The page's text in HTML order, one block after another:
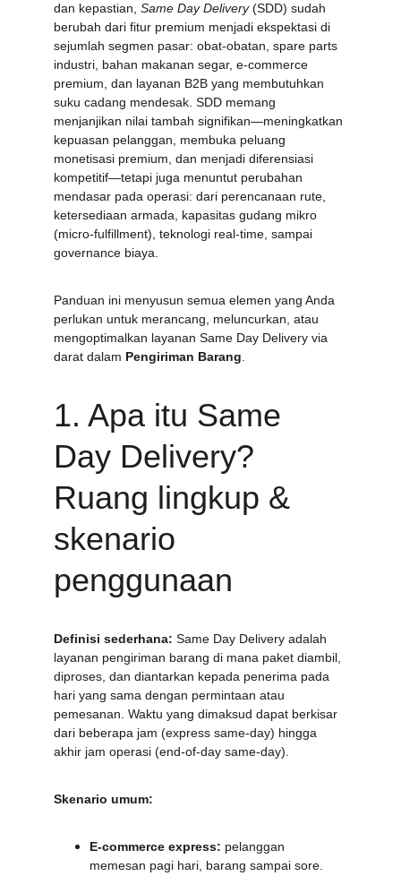
dan kepastian, Same Day Delivery (SDD) sudah
berubah dari fitur premium menjadi ekspektasi di
sejumlah segmen pasar: obat-obatan, spare parts
industri, bahan makanan segar, e-commerce
premium, dan layanan B2B yang membutuhkan
suku cadang mendesak. SDD memang
menjanjikan nilai tambah signifikan—meningkatkan
kepuasan pelanggan, membuka peluang
monetisasi premium, dan menjadi diferensiasi
kompetitif—tetapi juga menuntut perubahan
mendasar pada operasi: dari perencanaan rute,
ketersediaan armada, kapasitas gudang mikro
(micro-fulfillment), teknologi real-time, sampai
governance biaya.
Panduan ini menyusun semua elemen yang Anda
perlukan untuk merancang, meluncurkan, atau
mengoptimalkan layanan Same Day Delivery via
darat dalam Pengiriman Barang
1. Apa itu Same
Day Delivery?
Ruang lingkup &
skenario
penggunaan
Definisi sederhana: Same Day Delivery adalah
layanan pengiriman barang di mana paket diambil,
diproses, dan diantarkan kepada penerima pada
hari yang sama dengan permintaan atau
pemesanan. Waktu yang dimaksud dapat berkisar
dari beberapa jam (express same-day) hingga
akhir jam operasi (end-of-day same-day).
Skenario umum:
E-commerce express: pelanggan
memesan pagi hari, barang sampai sore.